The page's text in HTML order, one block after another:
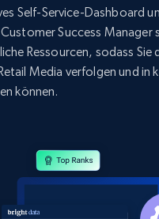
id, Product name,
355+ Jetzt
US - Discovery
category URL
Country code, Model
id, Product name,
Self-Service-Dashboard
Success Manager
Ressourcen, sodass Sie
Media verfolgen und in
können.